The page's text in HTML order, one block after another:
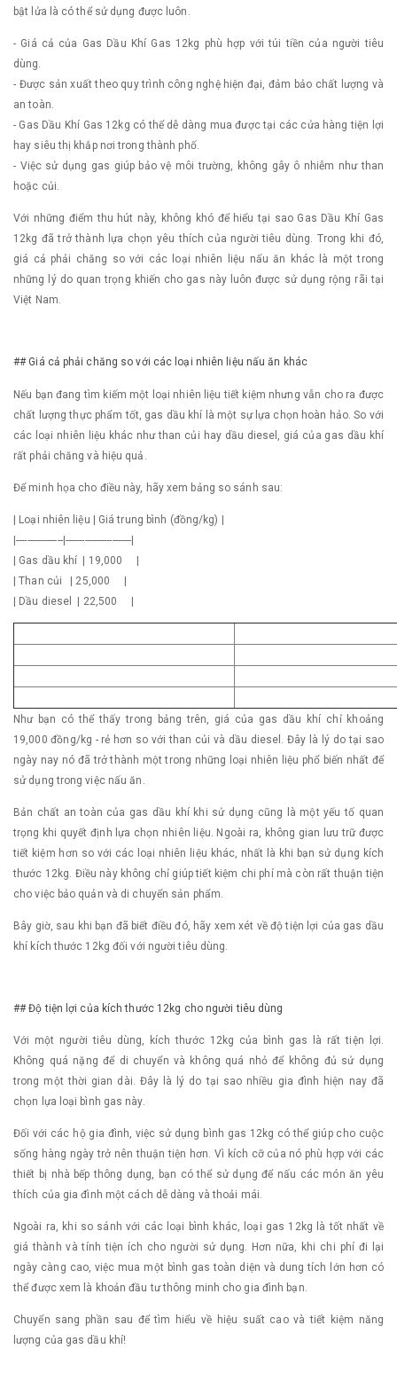
bật lửa là có thể sử dụng được luôn.
- Giá cả của Gas Dầu Khí Gas 12kg phù hợp với túi tiền của người tiêu
dùng.
- Được sản xuất theo quy trình công nghệ hiện đại, đảm bảo chất lượng và
an toàn.
- Gas Dầu Khí Gas 12kg có thể dễ dàng mua được tại các cửa hàng tiện lợi
hay siêu thị khắp nơi trong thành phố.
- Việc sử dụng gas giúp bảo vệ môi trường, không gây ô nhiễm như than
hoặc củi.
Với những điểm thu hút này, không khó để hiểu tại sao Gas Dầu Khí Gas
12kg đã trở thành lựa chọn yêu thích của người tiêu dùng. Trong khi đó,
giá cả phải chăng so với các loại nhiên liệu nấu ăn khác là một trong
những lý do quan trọng khiến cho gas này luôn được sử dụng rộng rãi tại
Việt Nam.
## Giá cả phải chăng so với các loại nhiên liệu nấu ăn khác
Nếu bạn đang tìm kiếm một loại nhiên liệu tiết kiệm nhưng vẫn cho ra được
chất lượng thực phẩm tốt, gas dầu khí là một sự lựa chọn hoàn hảo. So với
các loại nhiên liệu khác như than củi hay dầu diesel, giá của gas dầu khí
rất phải chăng và hiệu quả.
Để minh họa cho điều này, hãy xem bảng so sánh sau:
| Loại nhiên liệu | Giá trung bình (đồng/kg) |
|-----------------|------------------------|
| Gas dầu khí | 19,000 |
| Than củi | 25,000 |
| Dầu diesel | 22,500 |
Như bạn có thể thấy trong bảng trên, giá của gas dầu khí chỉ khoảng
19,000 đồng/kg - rẻ hơn so với than củi và dầu diesel. Đây là lý do tại sao
ngày nay nó đã trở thành một trong những loại nhiên liệu phổ biến nhất để
sử dụng trong việc nấu ăn.
Bản chất an toàn của gas dầu khí khi sử dụng cũng là một yếu tố quan
trọng khi quyết định lựa chọn nhiên liệu. Ngoài ra, không gian lưu trữ được
tiết kiệm hơn so với các loại nhiên liệu khác, nhất là khi bạn sử dụng kích
thước 12kg. Điều này không chỉ giúp tiết kiệm chi phí mà còn rất thuận tiện
cho việc bảo quản và di chuyển sản phẩm.
Bây giờ, sau khi bạn đã biết điều đó, hãy xem xét về độ tiện lợi của gas dầu
khí kích thước 12kg đối với người tiêu dùng.
## Độ tiện lợi của kích thước 12kg cho người tiêu dùng
Với một người tiêu dùng, kích thước 12kg của bình gas là rất tiện lợi.
Không quá nặng để di chuyển và không quá nhỏ để không đủ sử dụng
trong một thời gian dài. Đây là lý do tại sao nhiều gia đình hiện nay đã
chọn lựa loại bình gas này.
Đối với các hộ gia đình, việc sử dụng bình gas 12kg có thể giúp cho cuộc
sống hàng ngày trở nên thuận tiện hơn. Vì kích cỡ của nó phù hợp với các
thiết bị nhà bếp thông dụng, bạn có thể sử dụng để nấu các món ăn yêu
thích của gia đình một cách dễ dàng và thoải mái.
Ngoài ra, khi so sánh với các loại bình khác, loại gas 12kg là tốt nhất về
giá thành và tính tiện ích cho người sử dụng. Hơn nữa, khi chi phí đi lại
ngày càng cao, việc mua một bình gas toàn diện và dung tích lớn hơn có
thể được xem là khoản đầu tư thông minh cho gia đình bạn.
Chuyển sang phần sau để tìm hiểu về hiệu suất cao và tiết kiệm năng
lượng của gas dầu khí!